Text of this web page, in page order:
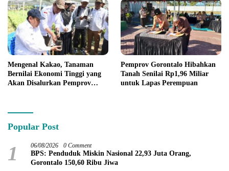
Mengenal Kakao, Tanaman
Bernilai Ekonomi Tinggi yang
Akan Disalurkan Pemprov
Pemprov Gorontalo Hibahkan
Tanah Senilai Rp1,96 Miliar
untuk Lapas Perempuan
Popular Post
1 06/08/2026 0 Comment
BPS: Penduduk Miskin Nasional 22,93 Juta Orang,
Gorontalo 150,60 Ribu Jiwa